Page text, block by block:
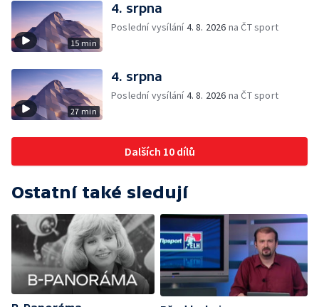
15 min
4. srpna
Poslední vysílání4. 8. 2026 na ČT sport
27 min
4. srpna
Poslední vysílání4. 8. 2026 na ČT sport
Dalších 10 dílů
Ostatní také sledují